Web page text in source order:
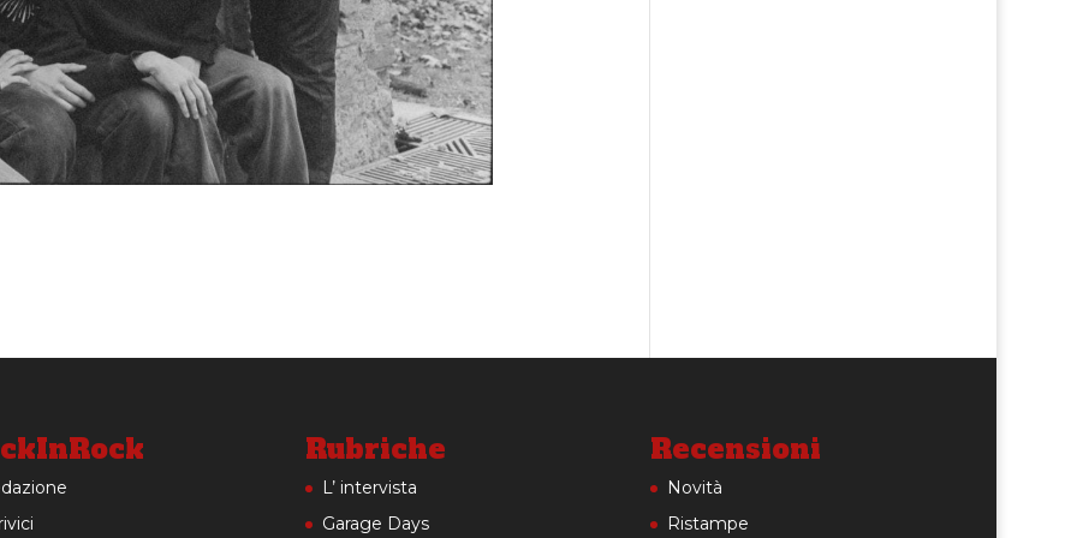
Rubriche
L’ intervista
Garage Days
Recensioni
Novità
Ristampe